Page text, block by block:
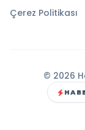
Çerez Politikası
© 2026